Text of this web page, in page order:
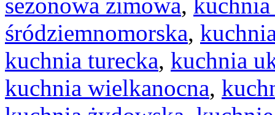
śródziemnomorska,
kuchnia turecka, kuchnia
kuchnia wielkanocna,